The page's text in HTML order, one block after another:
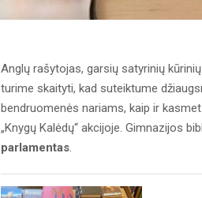
Anglų rašytojas, garsių satyrinių
turime skaityti, kad suteiktume
bendruomenės nariams, kaip ir
„Knygų Kalėdų“ akcijoje. Gimnazijos
parlamentas.